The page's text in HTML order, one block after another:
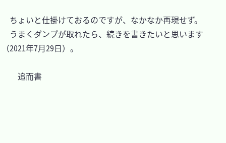
ちょいと仕掛けておるのですが、なかなか再現せず。
うまくダンプが取れたら、続きを書きたいと思います
（2021年7月29日）。